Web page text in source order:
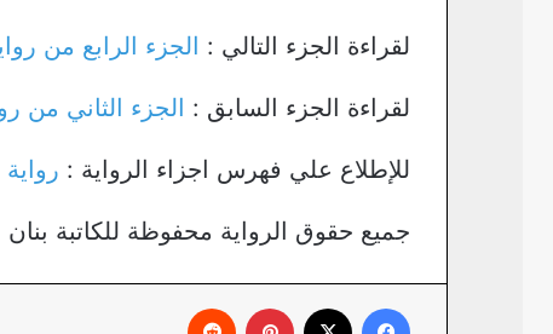
لقراءة الجزء التالي : الجزء الرابع من
لقراءة الجزء السابق : الجزء الثاني من
للإطلاع علي فهرس اجزاء الرواية :
جميع حقوق الرواية محفوظة للكاتبة